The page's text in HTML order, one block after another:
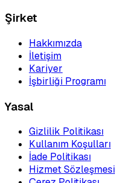
Şirket
Hakkımızda
İletişim
Kariyer
İşbirliği Programı
Yasal
Gizlilik Politikası
Kullanım Koşulları
İade Politikası
Hizmet Sözleşmesi